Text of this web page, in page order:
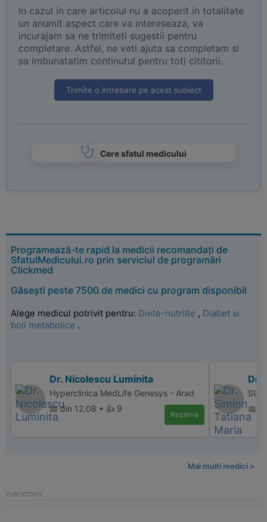
In cazul in care articolul nu a acoperit in totalitate
un anumit aspect care va intereseaza, va
incurajam sa ne trimiteti sugestii pentru
completare. Astfel, ne veti ajuta sa completam si
sa imbunatatim continutul pentru toti cititorii.
Trimite o intrebare pe acest subiect
Cere sfatul medicului
Programează-te rapid la medicii recomandați de
SfatulMedicului.ro prin serviciul de programări
Clickmed
Găsești peste 7500 de medici cu program disponibil
Alege medicul potrivit pentru: Diete-nutritie , Diabet si
boli metabolice .
Dr. Nicolescu Luminita
Hyperclinica MedLife Genesys - Arad
📅 din 12.08 • 👍 9
Rezervă
Dr.
📅
Mai multi medici >